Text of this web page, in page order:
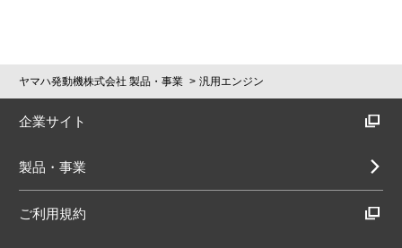
ヤマハ発動機株式会社 製品・事業 汎用エンジン
企業サイト
製品・事業
ご利用規約